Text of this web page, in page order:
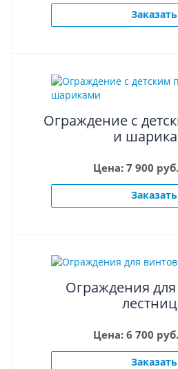
Заказать
Ограждение с
и
Цена: 7 900
Заказать
Ограждения
Цена: 6 700
Заказать